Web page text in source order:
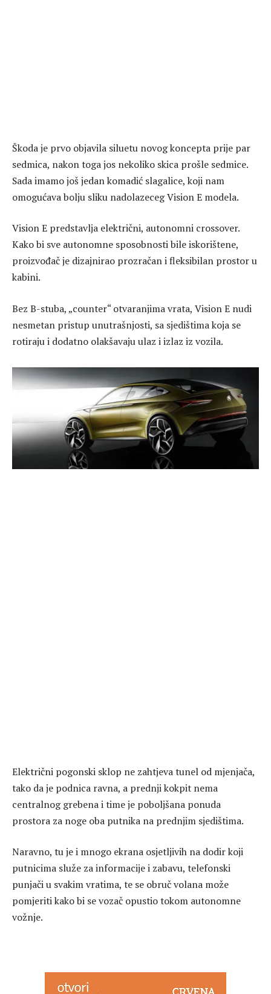
Škoda je prvo objavila siluetu novog koncepta prije par
sedmica, nakon toga jos nekoliko skica prošle sedmice.
Sada imamo još jedan komadić slagalice, koji nam
omogućava bolju sliku nadolazeceg Vision E modela.
Vision E predstavlja električni, autonomni crossover.
Kako bi sve autonomne sposobnosti bile iskorištene,
proizvođač je dizajnirao prozračan i fleksibilan prostor u
kabini.
Bez B-stuba, „counter“ otvaranjima vrata, Vision E nudi
nesmetan pristup unutrašnjosti, sa sjedištima koja se
rotiraju i dodatno olakšavaju ulaz i izlaz iz vozila.
Električni pogonski sklop ne zahtjeva tunel od mjenjača,
tako da je podnica ravna, a prednji kokpit nema
centralnog grebena i time je poboljšana ponuda
prostora za noge oba putnika na prednjim sjedištima.
Naravno, tu je i mnogo ekrana osjetljivih na dodir koji
putnicima služe za informacije i zabavu, telefonski
punjači u svakim vratima, te se obruč volana može
pomjeriti kako bi se vozač opustio tokom autonomne
vožnje.